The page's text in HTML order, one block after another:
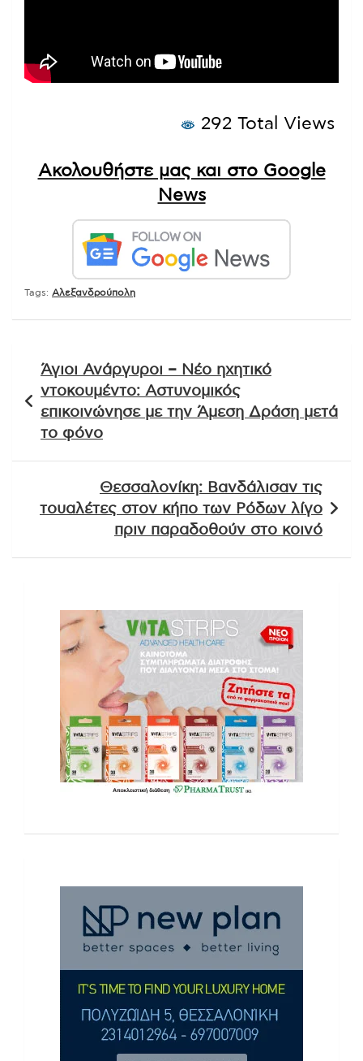
292 Total Views
Ακολουθήστε μας και στο Google
News
Tags: Αλεξανδρούπολη
άρθρων
Άγιοι Ανάργυροι – Νέο ηχητικό
ντοκουμέντο: Αστυνομικός
επικοινώνησε με την Άμεση Δράση μετά
το φόνο
Θεσσαλονίκη: Βανδάλισαν τις
τουαλέτες στον κήπο των Ρόδων λίγο
πριν παραδοθούν στο κοινό